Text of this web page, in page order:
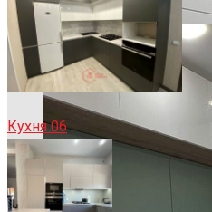
Кухня 06